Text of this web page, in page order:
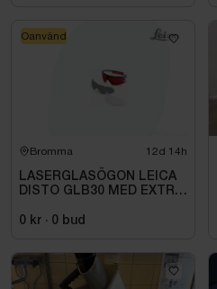
Bromma 12d 14h
LASERGLASÖGON LEICA
DISTO GLB30 MED EXTRA
0 kr · 0 bud
Oanvänd